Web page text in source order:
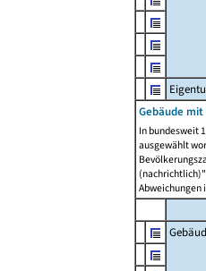
Gebäude
In bundesweit
ausgewählt
Abweichungen